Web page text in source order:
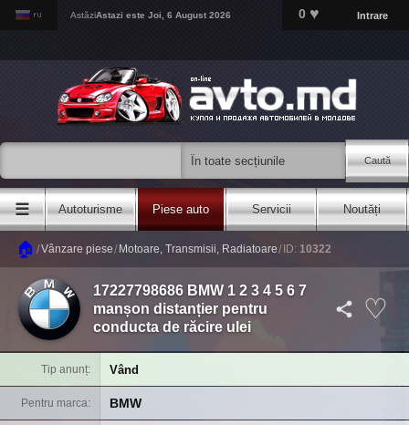
AstăziAstazi este Joi, 6 August 2026 0 ♥ Intrare
Caută
☰ Autoturisme Piese auto Servicii Noutăți
🏠 /Vânzare piese/ Motoare, Transmisii, Radiatoare/ ID: 10322
17227798686 BMW 1 2 3 4 5 6 7
manșon distanțier pentru
conducta de răcire ulei
Tip anunț Vând
Pentru marca BMW